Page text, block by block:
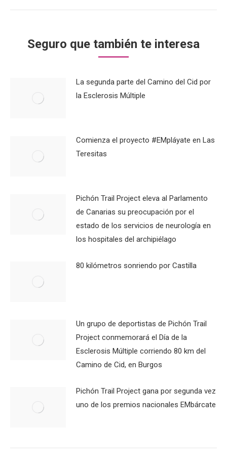
Seguro que también te interesa
La segunda parte del Camino del Cid por
la Esclerosis Múltiple
Comienza el proyecto #EMpláyate en Las
Teresitas
Pichón Trail Project eleva al Parlamento
de Canarias su preocupación por el
estado de los servicios de neurología en
los hospitales del archipiélago
80 kilómetros sonriendo por Castilla
Un grupo de deportistas de Pichón Trail
Project conmemorará el Día de la
Esclerosis Múltiple corriendo 80 km del
Camino de Cid, en Burgos
Pichón Trail Project gana por segunda vez
uno de los premios nacionales EMbárcate